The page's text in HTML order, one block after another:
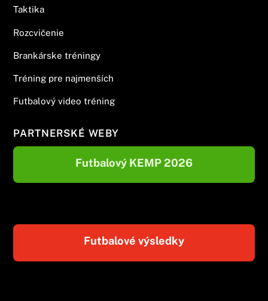
Taktika
Rozcvičenie
Brankárske tréningy
Tréning pre najmenších
Futbalový video tréning
PARTNERSKÉ WEBY
Futbalový KEMP 2026
Futbalové výsledky